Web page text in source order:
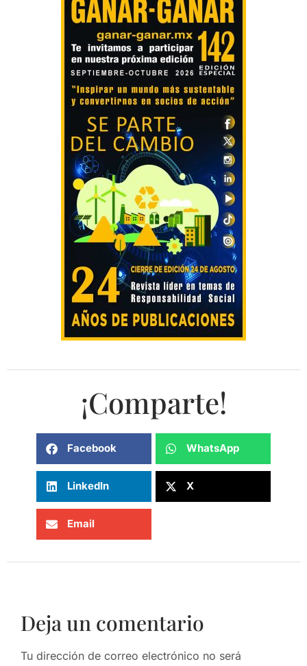
¡Comparte!
Facebook WhatsApp
LinkedIn X
Email
Deja un comentario
Tu dirección de correo electrónico no será